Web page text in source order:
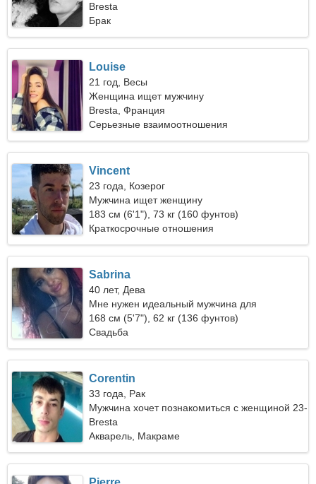
Bresta
Брак
Louise
21 год, Весы
Женщина ищет мужчину
Bresta, Франция
Серьезные взаимоотношения
Vincent
23 года, Козерог
Мужчина ищет женщину
183 см (6'1"), 73 кг (160 фунтов)
Краткосрочные отношения
Sabrina
40 лет, Дева
Мне нужен идеальный мужчина для
развлечения
168 см (5'7"), 62 кг (136 фунтов)
Свадьба
Corentin
33 года, Рак
Мужчина хочет познакомиться с женщиной 23-
31
Bresta
Акварель, Макраме